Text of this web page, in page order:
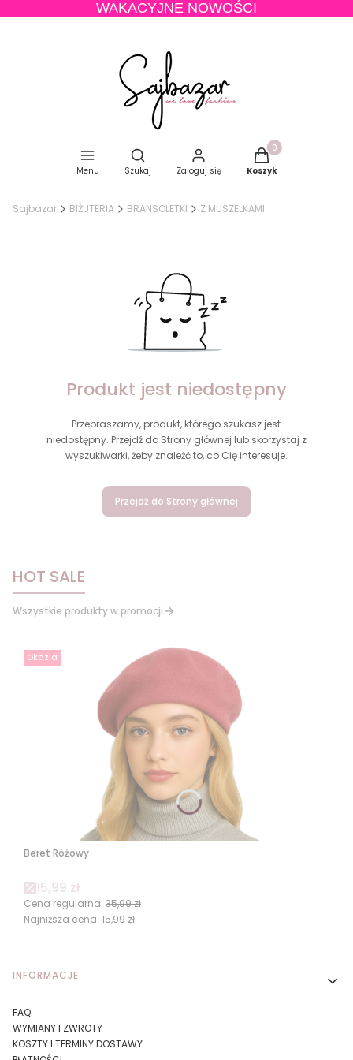
WAKACYJNE NOWOŚCI
Menu
Otwórz wyszukiwarkę
Szukaj Zaloguj się
Produkty w
Koszyk
Sajbazar BIŻUTERIA BRANSOLETKI Z MUSZELKAMI
Produkt jest niedostępny
Przepraszamy, produkt, którego szukasz jest
niedostępny. Przejdź do Strony głównej lub skorzystaj z
wyszukiwarki, żeby znaleźć to, co Cię interesuje.
Przejdź do Strony głównej
HOT SALE
Wszystkie produkty w promocji
Okazja
Beret Różowy
Cena promocyjna
15,99 zł
Cena regularna: 35,99 zł
Najniższa cena: 15,99 zł
Linki w stopce
INFORMACJE
FAQ
WYMIANY I ZWROTY
KOSZTY I TERMINY DOSTAWY